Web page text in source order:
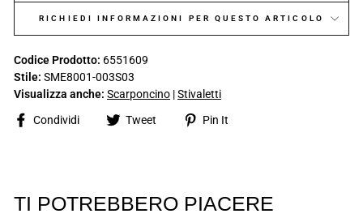
RICHIEDI INFORMAZIONI PER QUESTO ARTICOLO
Codice Prodotto: 6551609
Stile: SME8001-003S03
Visualizza anche: Scarponcino |Stivaletti
Condividi
Share Tweet
Tweet Pin It
TI POTREBBERO PIACERE